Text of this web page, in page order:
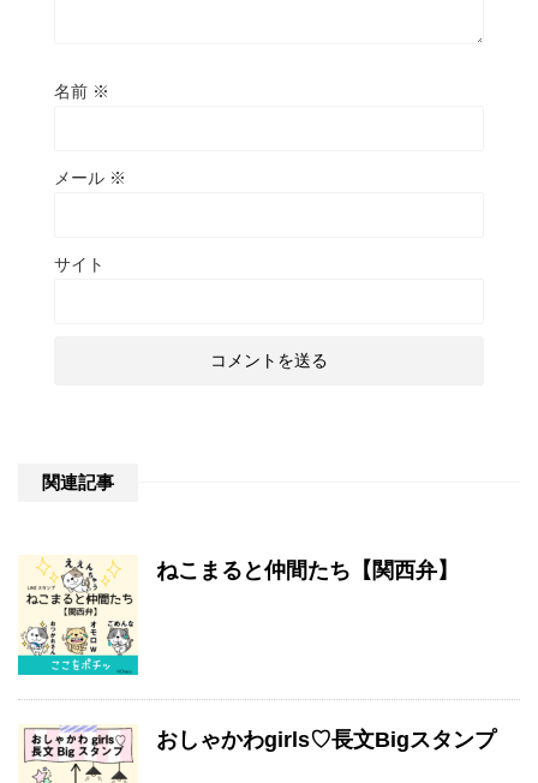
名前 ※
メール ※
サイト
関連記事
ねこまると仲間たち【関西弁】
おしゃかわgirls♡長文Bigスタンプ